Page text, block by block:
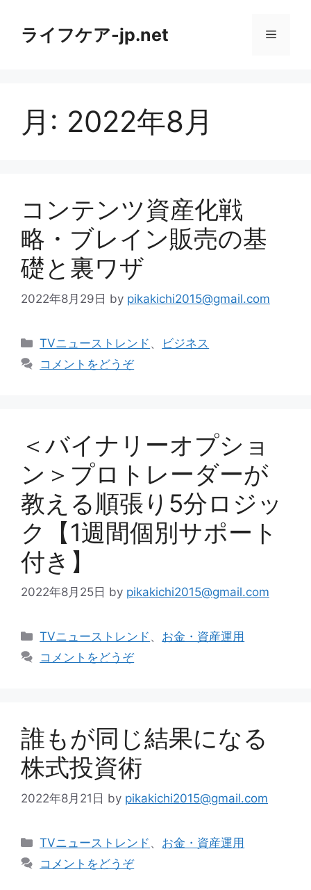
ライフケア-jp.net メ
月: 2022年8月
コンテンツ資産化戦
略・ブレイン販売の基
礎と裏ワザ
2022年8月29日 by pikakichi2015@gmail.com
カ
TVニューストレンド 、
ビジネス
コメントをどうぞ
＜バイナリーオプショ
ン＞プロトレーダーが
教える順張り5分ロジッ
ク【1週間個別サポート
付き】
2022年8月25日 by pikakichi2015@gmail.com
カ
テ
TVニューストレンド 、 お金・資産運用
コメントをどうぞ
誰もが同じ結果になる
株式投資術
2022年8月21日 by pikakichi2015@gmail.com
カ
TVニューストレンド 、 お金・資産運用
コメントをどうぞ